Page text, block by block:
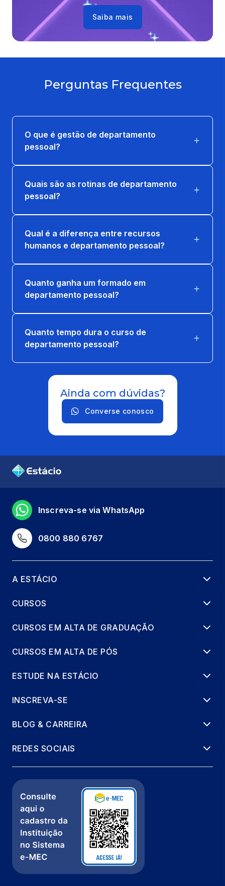
TEORIA GERAL DO TRABALHO
36 horas
Saiba mais
Perguntas Frequentes
O que é gestão de departamento
pessoal?
Quais são as rotinas de departamento
pessoal?
Qual é a diferença entre recursos
humanos e departamento pessoal?
Quanto ganha um formado em
departamento pessoal?
Quanto tempo dura o curso de
departamento pessoal?
Ainda com dúvidas?
Converse conosco
0800 880 6767
Inscreva-se via WhatsApp
A ESTÁCIO
CURSOS
CURSOS EM ALTA DE GRADUAÇÃO
CURSOS EM ALTA DE PÓS
ESTUDE NA ESTÁCIO
INSCREVA-SE
BLOG & CARREIRA
REDES SOCIAIS